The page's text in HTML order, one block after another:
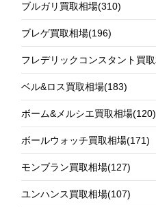
ブルガリ買取相場(310)
ブレゲ買取相場(196)
フレデリックコンスタント買
ベル&ロス買取相場(183)
ボーム&メルシエ買取相場(120)
ボールウォッチ買取相場(171)
モンブラン買取相場(127)
ユンハンス買取相場(107)